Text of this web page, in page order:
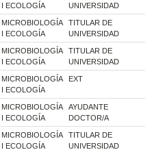
I ECOLOGÍA
UNIVERSIDAD
MICROBIOLOGÍA
I ECOLOGÍA
TITULAR DE
UNIVERSIDAD
MICROBIOLOGÍA
I ECOLOGÍA
TITULAR DE
UNIVERSIDAD
MICROBIOLOGÍA
I ECOLOGÍA
EXT
MICROBIOLOGÍA
I ECOLOGÍA
AYUDANTE
DOCTOR/A
MICROBIOLOGÍA
I ECOLOGÍA
TITULAR DE
UNIVERSIDAD